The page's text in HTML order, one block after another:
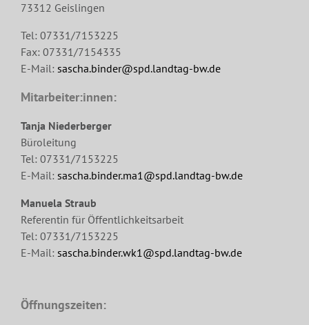
73312 Geislingen
Tel: 07331/7153225
Fax: 07331/7154335
E-Mail: sascha.binder@spd.landtag-bw.de
Mitarbeiter:innen:
Tanja Niederberger
Büroleitung
Tel: 07331/7153225
E-Mail: sascha.binder.ma1@spd.landtag-bw.de
Manuela Straub
Referentin für Öffentlichkeitsarbeit
Tel: 07331/7153225
E-Mail: sascha.binder.wk1@spd.landtag-bw.de
Öffnungszeiten: